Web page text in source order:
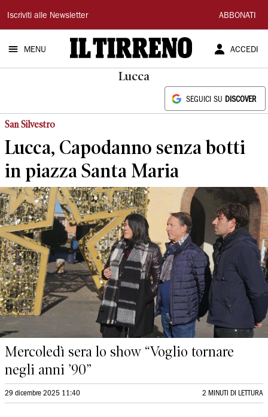
Il
Tirreno
Iscriviti alle Newsletter ABBONATI
MENU ACCEDI
Lucca
SEGUICI SU DISCOVER
San Silvestro
Lucca, Capodanno senza botti
in piazza Santa Maria
Mercoledì sera lo show “Voglio tornare
negli anni ’90”
29 dicembre 2025 11:40 2 MINUTI DI LETTURA